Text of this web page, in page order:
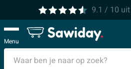
9.1 / 10 uit
Menu